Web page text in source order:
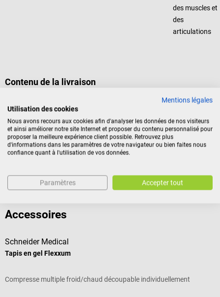
des muscles et
des
articulations
Contenu de la livraison
1 compresse multiple Schneider Medical Flexxum froid/chaud
dans la taille choisie
Identification du produit
Avis
Accessoires
Schneider Medical
Tapis en gel Flexxum
Compresse multiple froid/chaud découpable individuellement
Mentions légales
Utilisation des cookies
Nous avons recours aux cookies afin d'analyser les données de nos visiteurs
et ainsi améliorer notre site Internet et proposer du contenu personnalisé pour
proposer la meilleure expérience client possible. Retrouvez plus
d'informations dans les paramètres de votre navigateur ou bien faites nous
confiance quant à l'utilisation de vos données.
Paramètres Accepter tout